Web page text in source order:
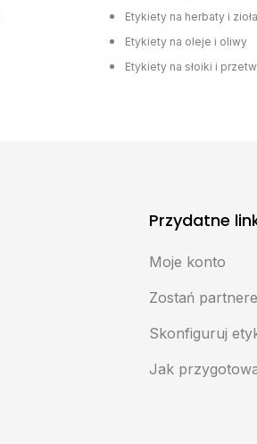
Etykiety na herbaty i zioła
Etykiety na oleje i oliwy
Etykiety na słoiki i
Przydatne
Moje konto
Zostań
Skonfiguruj
Jak